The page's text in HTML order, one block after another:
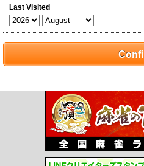
Last Visited
-